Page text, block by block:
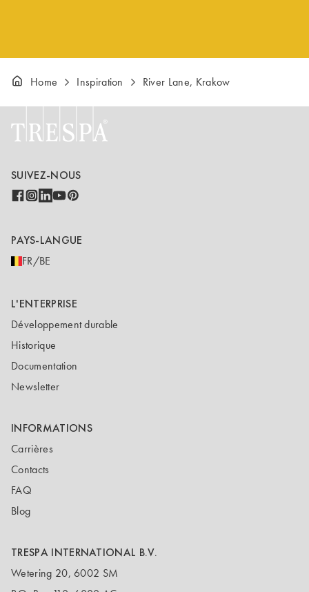
Home Inspiration River Lane, Krakow
SUIVEZ-NOUS
PAYS-LANGUE
FR/BE
L'ENTERPRISE
Développement durable
Historique
Documentation
Newsletter
INFORMATIONS
Carrières
Contacts
FAQ
Blog
TRESPA INTERNATIONAL B.V.
Wetering 20, 6002 SM